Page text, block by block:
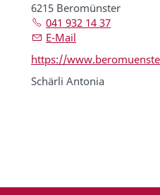
6215 Beromünster
041 932 14 37
E-Mail
https://
Schärli Antonia